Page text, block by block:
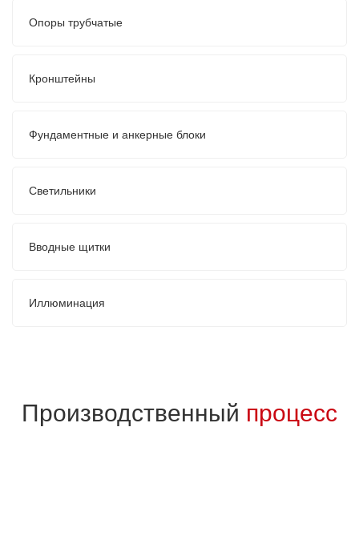
Опоры трубчатые
Кронштейны
Фундаментные и анкерные блоки
Светильники
Вводные щитки
Иллюминация
Производственный процесс